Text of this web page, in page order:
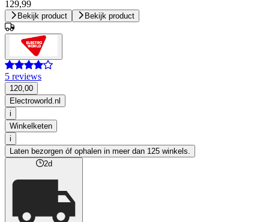
129,99
Bekijk product Bekijk product
5 reviews
120,00
Electroworld.nl
i
Winkelketen
i
Laten bezorgen óf ophalen in meer dan 125 winkels.
2d